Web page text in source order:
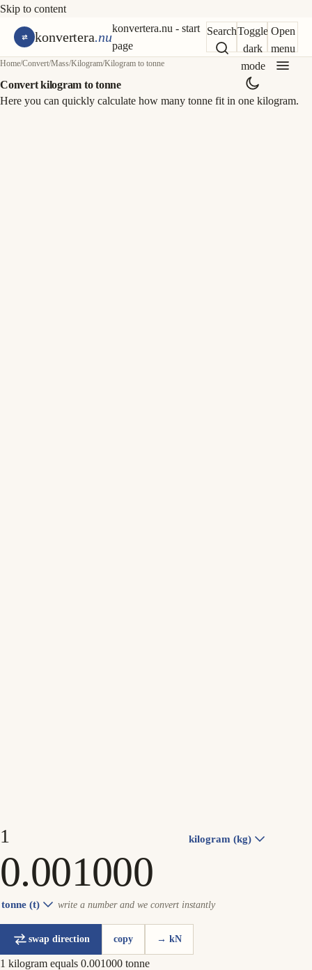
Skip to content
konvertera.nu
konvertera.nu - start
page
SearchToggle
dark
mode
Open
menu
Home/Convert/Mass/Kilogram/Kilogram to tonne
Convert kilogram to tonne
Here you can quickly calculate how many tonne fit in one kilogram.
kilogram (kg)
tonne (t) write a number and we convert instantly
swap direction copy → kN
1 kilogram equals 0.001000 tonne